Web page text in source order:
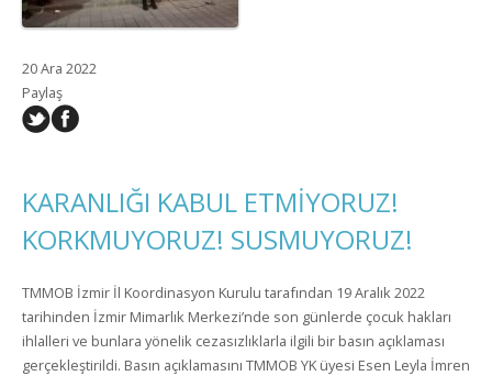
20 Ara 2022
Paylaş
KARANLIĞI KABUL ETMİYORUZ!
KORKMUYORUZ! SUSMUYORUZ!
TMMOB İzmir İl Koordinasyon Kurulu tarafından 19 Aralık 2022
tarihinden İzmir Mimarlık Merkezi’nde son günlerde çocuk hakları
ihlalleri ve bunlara yönelik cezasızlıklarla ilgili bir basın açıklaması
gerçekleştirildi. Basın açıklamasını TMMOB YK üyesi Esen Leyla İmren